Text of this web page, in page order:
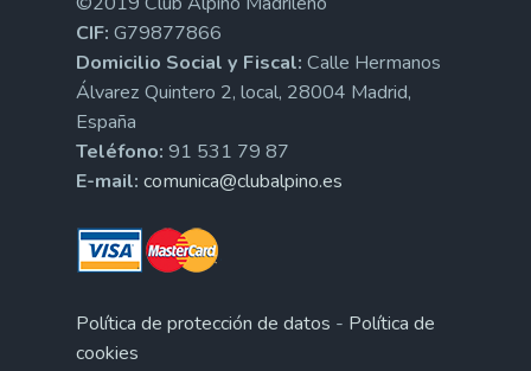
CIF: G79877866
Domicilio Social y Fiscal: Calle Hermanos
Álvarez Quintero 2, local, 28004 Madrid,
España
Teléfono: 91 531 79 87
E-mail: comunica@clubalpino.es
Política de protección de datos - Política de
cookies